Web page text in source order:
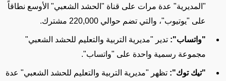
"المديرية" عدة مرات على قناة "الحشد الشعبي" الأوسع نطاقاً
على "يوتيوب"، والتي تضم حوالي 220,000 مشترك.
"واتساب": تدير "مديرية التربية والتعليم للحشد الشعبي"
مجموعة رسمية واحدة على "واتساب".
"تيك توك": تظهر "مديرية التربية والتعليم للحشد الشعبي" عدة